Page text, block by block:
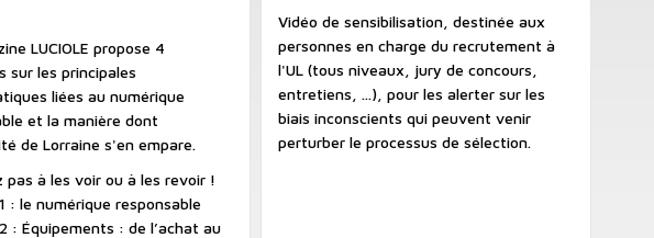
LUCIOLE propose 4
sur les principales
liées au numérique
et la manière dont
de Lorraine s'en empare.
pas à les voir ou à les revoir !
: le numérique responsable
: Équipements : de l’achat au
Vidéo de sensibilisation, destinée aux
personnes en charge du recrutement à
l'UL (tous niveaux, jury de concours,
entretiens, ...), pour les alerter sur les
biais inconscients qui peuvent venir
perturber le processus de sélection.